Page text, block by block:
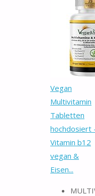
Vegan
Multivitamin
Tabletten
hochdosiert
Vitamin b12
vegan &
Eisen...